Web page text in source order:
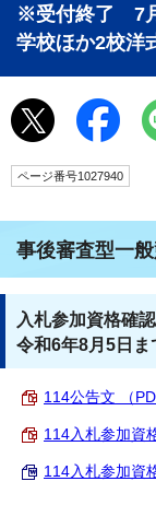
※受付終了 7
学校ほか2校洋
ページ番号1027940
事後審査型一
入札参加資格確
令和6年8月5日ま
114公告文 （
114入札参加資
114入札参加資